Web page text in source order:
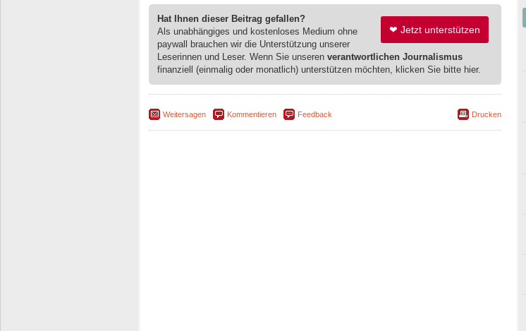
❤ Jetzt unterstützen
Hat Ihnen dieser Beitrag gefallen?
Als unabhängiges und kostenloses Medium ohne
paywall brauchen wir die Unterstützung unserer
Leserinnen und Leser. Wenn Sie unseren verantwortlichen Journalismus
finanziell (einmalig oder monatlich) unterstützen möchten, klicken Sie bitte hier.
Weitersagen Kommentieren Feedback Drucken